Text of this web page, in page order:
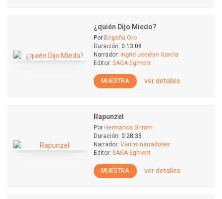
¿quién Dijo Miedo?
Por Begoña Oro
Duración: 0:13:08
Narrador: Ingrid Jocelyn García
Editor: SAGA Egmont
MUESTRA ver detalles
Rapunzel
Por Hermanos Grimm
Duración: 0:28:33
Narrador: Varios narradores
Editor: SAGA Egmont
MUESTRA ver detalles